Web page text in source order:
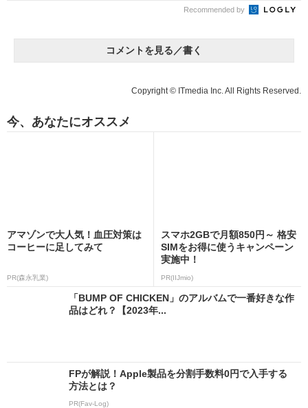
Recommended by
コメントを見る／書く
Copyright © ITmedia Inc. All Rights Reserved.
今、あなたにオススメ
アマゾンで大人気！血圧対策は
コーヒーに足してみて
PR(森永乳業)
スマホ2GBで月額850円～ 格安
SIMをお得に使うキャンペーン
実施中！
PR(IIJmio)
「BUMP OF CHICKEN」のアルバムで一番好きな作
品はどれ？【2023年...
FPが解説！Apple製品を分割手数料0円で入手する
方法とは？
PR(Fav-Log)